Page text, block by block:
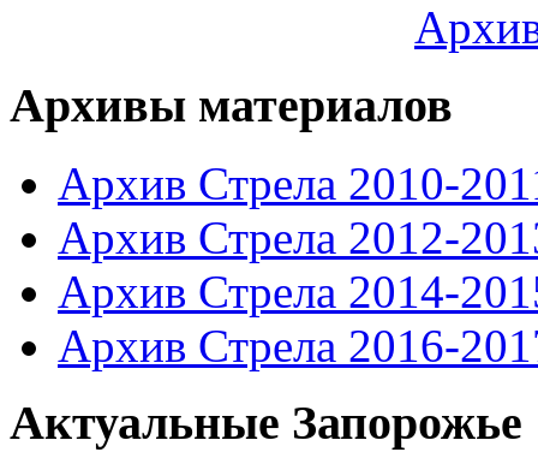
Архивы материалов
Архив Стрела 2010-
Архив Стрела 2012-
Архив Стрела 2014-
Архив Стрела 2016-
Актуальные Запорожье